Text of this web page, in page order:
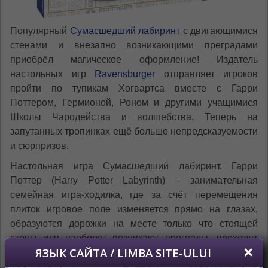
Популярный Сумасшедший лабиринт с двигающимися
стенами и внезапно возникающими преградами
приобрёл магическое оформление! Издатель
настольных игр
Ravensburger отправляет игроков
пройти по тупикам Хогвартса вместе с Гарри
Поттером, Гермионой, Роном и другими учащимися
Школы Чародейства и волшебства. Теперь на
запутанных тропинках ещё больше непредсказуемости
и сюрпризов.
Настольная игра Сумасшедший лабиринт. Гарри
Поттер (Harry Potter Labyrinth) – занимательная
семейная игра-ходилка, где за счёт перемещения
плиток игровое поле изменяется прямо на глазах,
образуются дорожки на месте только что стоящей
стены или наоборот возникают преграды, проходят
невероятные открытия и поиски тайн.